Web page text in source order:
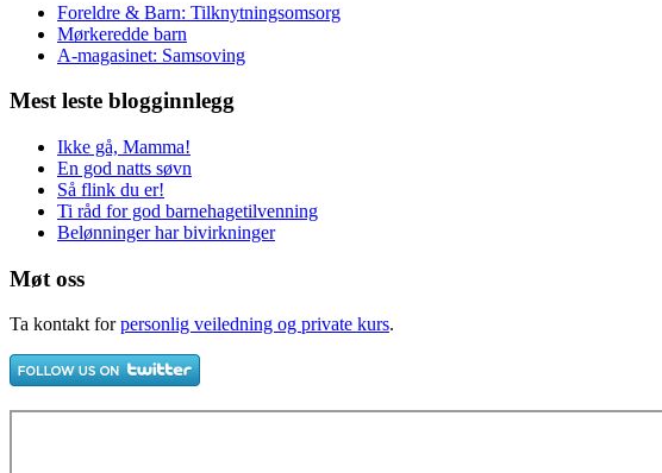
Foreldre & Barn: Tilknytningsomsorg
Mørkeredde barn
A-magasinet: Samsoving
Mest leste blogginnlegg
Ikke gå, Mamma!
En god natts søvn
Så flink du er!
Ti råd for god barnehagetilvenning
Belønninger har bivirkninger
Møt oss
Ta kontakt forpersonlig veiledning og private kurs.